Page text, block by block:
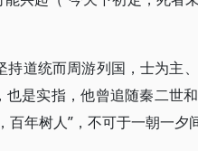
道统而周游列国，士为主
是实指，他曾追随秦二世
年树人”，不可于一朝一夕